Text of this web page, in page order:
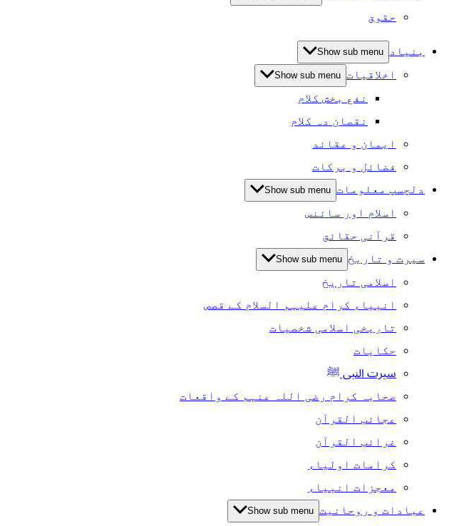
حقوق
بنیاد Show sub menu
اخلاقیات Show sub menu
نفع بخش کلام
نقصان دہ کلام
ایمان و عقائد
فضائل و برکات
دلچسپ معلومات Show sub menu
اسلام اور سائنس
قرآنی حقائق
سیرت و تاریخ Show sub menu
اسلامی تاریخ
انبیاء کرام علیہم السلام کے قصص
تاریخی اسلامی شخصیات
حکایات
سیرت النبی ﷺ
صحابہ کرام رضی اللہ عنہم کے واقعات
عجائب القرآن
غرائب القرآن
کرامات اولیاء
معجزات انبیاء
عبادات و روحانیت Show sub menu